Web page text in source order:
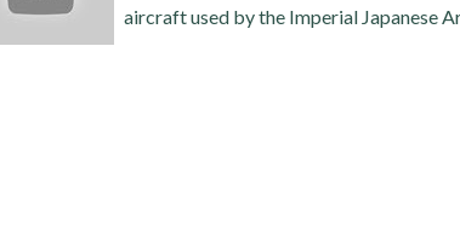
aircraft used by the Imperial Japanese